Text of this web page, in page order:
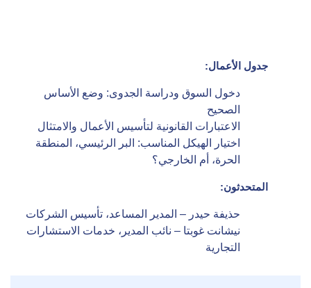
جدول الأعمال:
دخول السوق ودراسة الجدوى: وضع الأساس
الصحيح
الاعتبارات القانونية لتأسيس الأعمال والامتثال
اختيار الهيكل المناسب: البر الرئيسي، المنطقة
الحرة، أم الخارجي؟
المتحدثون:
حذيفة حيدر – المدير المساعد، تأسيس الشركات
نيشانت غوبتا – نائب المدير، خدمات الاستشارات
التجارية